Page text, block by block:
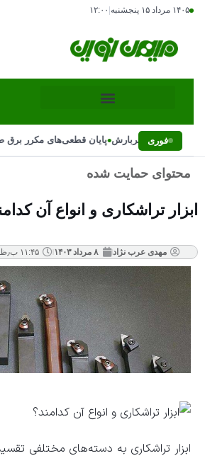
۱۴۰۵ مرداد ۱۵ پنجشنبه ۱۲:۰۰
فوری
احتمال پاییز پربارش•پایان قطعی‌های مکرر برق
محتوای حمایت شده
ابزار تراشکاری و انواع آن
مهدی عرب نژاد ۸ مرداد ۱۴۰۳ ۱۱:۴۵ ب٫ظ
ابزار تراشکاری به دسته‌های مختلفی